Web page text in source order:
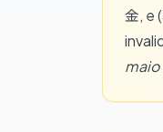
金, e